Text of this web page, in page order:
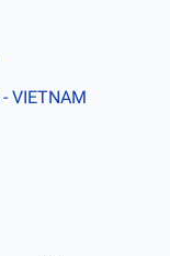
- VIETNAM